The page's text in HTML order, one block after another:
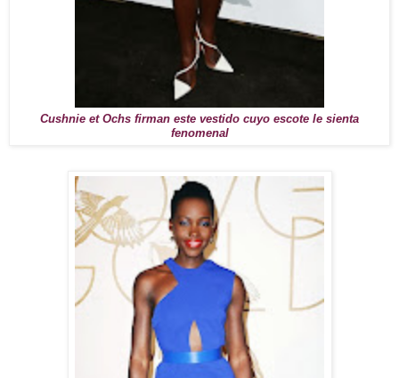
Cushnie et Ochs firman este vestido cuyo escote le sienta
fenomenal